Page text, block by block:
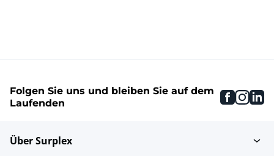
Folgen Sie uns und bleiben Sie auf dem
Laufenden
Über Surplex